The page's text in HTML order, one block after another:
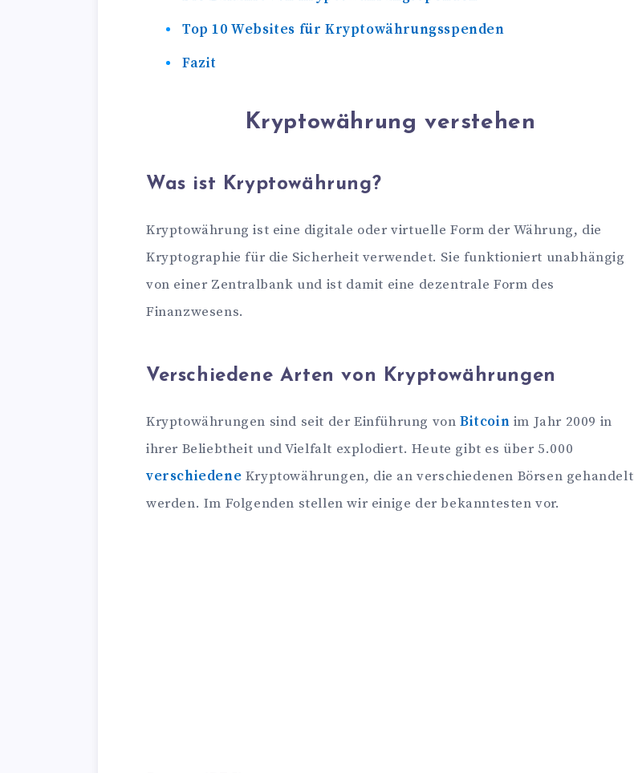
Top 10 Websites für Kryptowährungsspenden
Fazit
Kryptowährung verstehen
Was ist Kryptowährung?
Kryptowährung ist eine digitale oder virtuelle Form der Währung, die
Kryptographie für die Sicherheit verwendet. Sie funktioniert unabhängig
von einer Zentralbank und ist damit eine dezentrale Form des
Finanzwesens.
Verschiedene Arten von Kryptowährungen
Kryptowährungen sind seit der Einführung von Bitcoin im Jahr 2009 in
ihrer Beliebtheit und Vielfalt explodiert. Heute gibt es über 5.000
verschiedene Kryptowährungen, die an verschiedenen Börsen gehandelt
werden. Im Folgenden stellen wir einige der bekanntesten vor.